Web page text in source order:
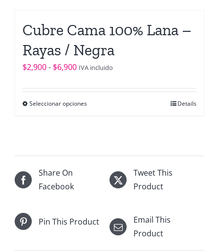
de
variantes.
Las
opciones
pueden
elegir
de
producto
Cubre Cama 100% Lana –
Rayas / Negra
$2,900- $6,900Rango
precios:
desde
IVA incluido
Seleccionar opcionesEste
opciones
Details
Share On
Facebook
Tweet This
Product
Pin This Product
Email This
Product